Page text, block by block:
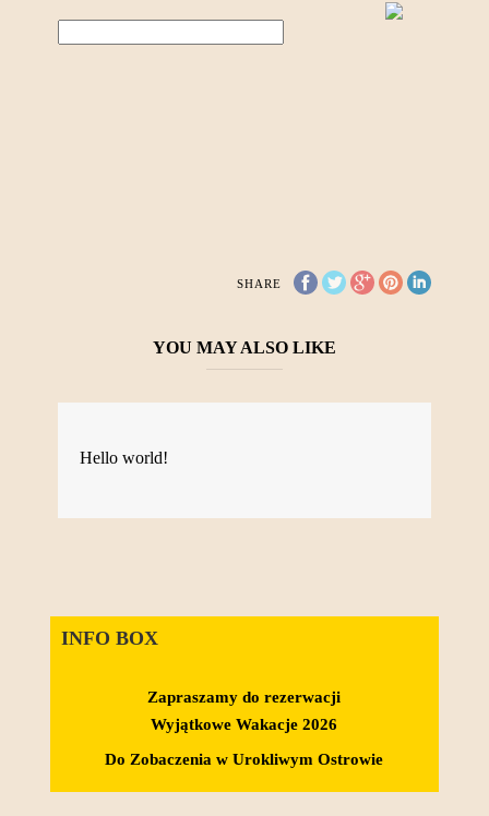
SHARE
YOU MAY ALSO LIKE
Hello world!
INFO BOX
Zapraszamy do rezerwacji
Wyjątkowe Wakacje 2026
Do Zobaczenia w Urokliwym Ostrowie